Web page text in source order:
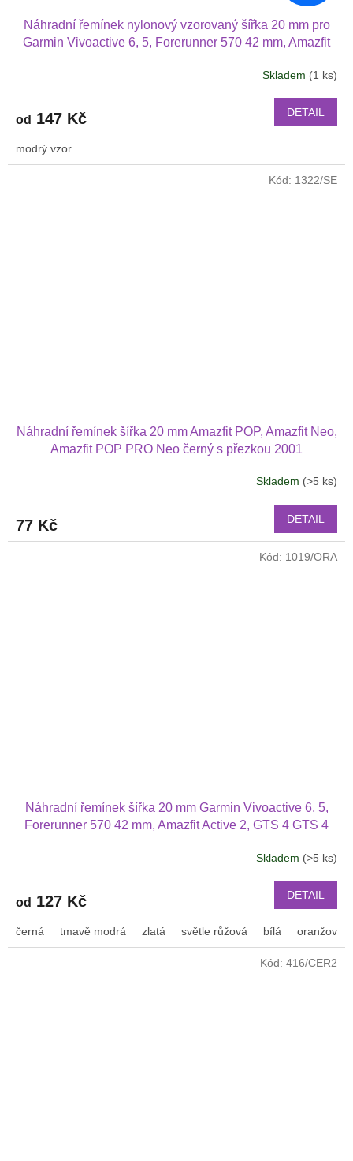
Náhradní řemínek nylonový vzorovaný šířka 20 mm pro
Garmin Vivoactive 6, 5, Forerunner 570 42 mm, Amazfit
Skladem (1 ks)
od 147 Kč DETAIL
modrý vzor
Náhradní řemínek šířka 20 mm Amazfit POP, Amazfit Neo,
Amazfit POP PRO Neo černý s přezkou 2001
Skladem (>5 ks)
77 Kč DETAIL
Kód: 1322/SE
Náhradní řemínek šířka 20 mm Garmin Vivoactive 6, 5,
Forerunner 570 42 mm, Amazfit Active 2, GTS 4 GTS 4
Skladem (>5 ks)
od 127 Kč DETAIL
černá tmavě modrá zlatá světle růžová bílá oranžová
Kód: 1019/ORA
Kód: 416/CER2